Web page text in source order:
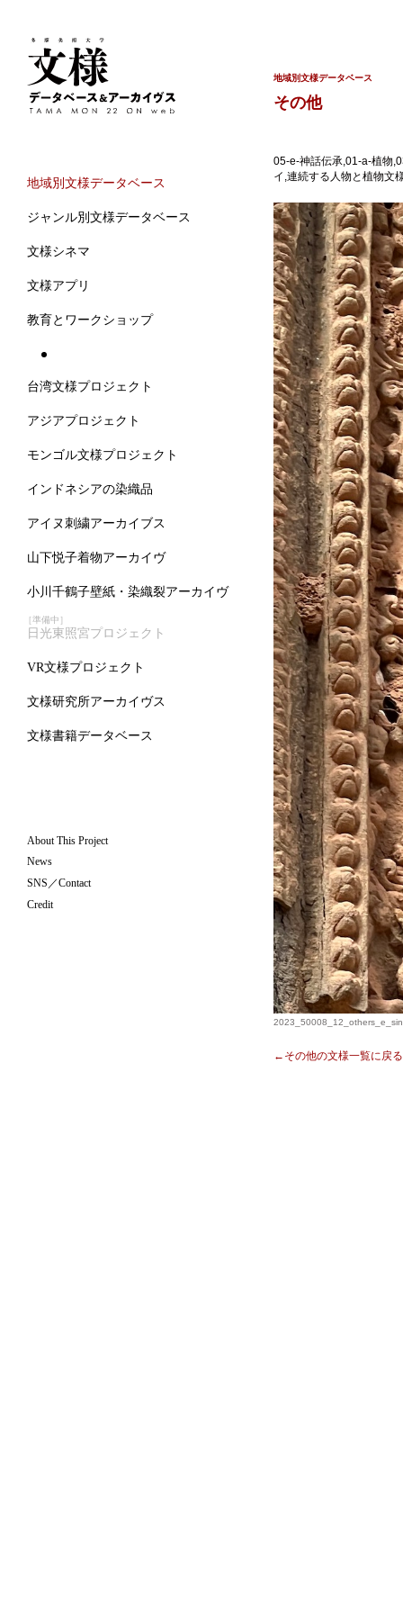
地域別文様データベース
ジャンル別文様データベース
文様シネマ
文様アプリ
教育とワークショップ
台湾文様プロジェクト
アジアプロジェクト
モンゴル文様プロジェクト
インドネシアの染織品
アイヌ刺繍アーカイブス
山下悦子着物アーカイヴ
小川千鶴子壁紙・染織裂アーカイヴ
［準備中］
日光東照宮プロジェクト
VR文様プロジェクト
文様研究所アーカイヴス
文様書籍データベース
About This Project
News
SNS／Contact
Credit
地域別文様データベース
その他
05-e-神話伝承,01-a-植物
イ,連続する人物と植物
←その他の文様一覧に戻る